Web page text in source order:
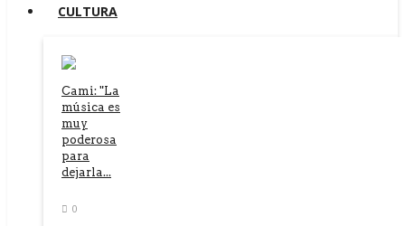
CULTURA
Cami: "La
música es
muy
poderosa
para
dejarla...
0